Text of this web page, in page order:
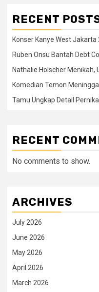
RECENT
Konser Kanye West
Ruben Onsu Bantah Debt
Nathalie Holscher Menikah,
Komedian Temon
Tamu Ungkap Detail
RECENT
No comments to show.
ARCHIVES
July 2026
June 2026
May 2026
April 2026
March 2026